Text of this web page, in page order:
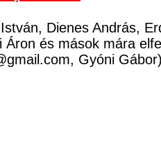
Dienes András,
Áron és mások mára
Gyóni Gábor)